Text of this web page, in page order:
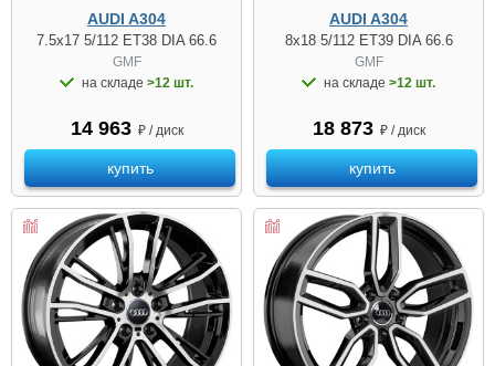
AUDI A304
7.5x17 5/112 ET38 DIA 66.6
GMF
на складе >12 шт.
14 963 ₽ / диск
купить
AUDI A304
8x18 5/112 ET39 DIA 66.6
GMF
на складе >12 шт.
18 873 ₽ / диск
купить